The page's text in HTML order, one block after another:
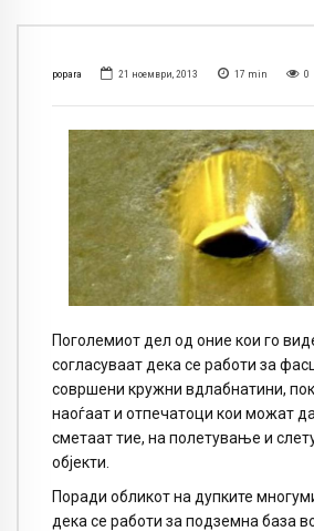
popara 21 ноември, 2013 17 min 0
Поголемиот дел од оние кои го
согласуваат дека се работи за
совршени кружни вдлабнатини,
наоѓаат и отпечатоци кои можат
сметаат тие, на полетување и
објекти.
Поради обликот на дупките
дека се работи за подземна база